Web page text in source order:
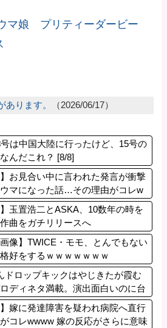
マ娘 プリティーダービー
ります。 （2026/06/17）
は中国大陸に行ったけど、15号の
んだこれ？ [8/8]
】お見合い中に言われた発言が衝撃
マになった話…その理由がコレw
】玉置浩二とASKA、10数年の時を
曲をガチリリースへ
画像】TWICE・モモ、とんでもない
好をするｗｗｗｗｗｗｗ
ドロップキックはやじきたが霞む
ディネタ満載。演出面白いのに台
…
】嫁に発達障害を疑われ病院へ直行
コレwwww 嫁の反応がさらに意味